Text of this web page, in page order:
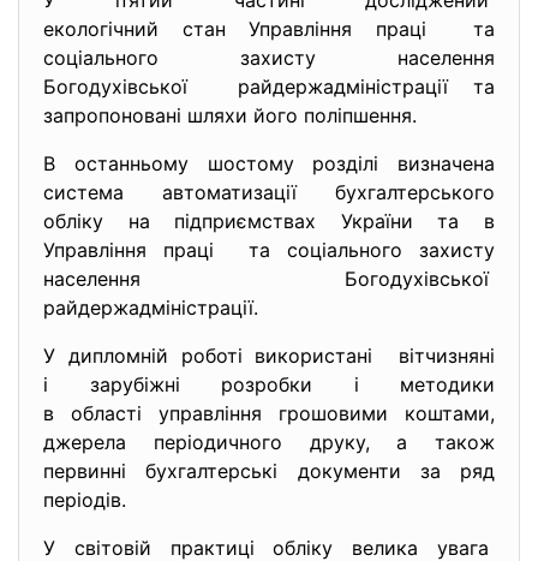
екологічний стан Управління праці та
соціального захисту населення
Богодухівської райдержадміністрації та
запропоновані шляхи його поліпшення.
В останньому шостому розділі визначена
система автоматизації бухгалтерського
обліку на підприємствах України та в
Управління праці та соціального захисту
населення Богодухівської
райдержадміністрації.
У дипломній роботі використані вітчизняні
і зарубіжні розробки і методики
в області управління грошовими коштами,
джерела періодичного друку, а також
первинні бухгалтерські документи за ряд
періодів.
У світовій практиці обліку велика увага